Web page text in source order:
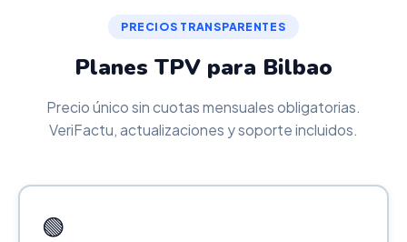
PRECIOS TRANSPARENTES
Planes TPV para Bilbao
Precio único sin cuotas mensuales obligatorias.
VeriFactu, actualizaciones y soporte incluidos.
🟢